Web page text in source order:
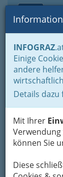
INFOGRAZ
Einige
andere
Details
Mit Ihrer
Verwendung
können Sie
Diese
Home
Tätowieren &
Tattoo
Maori,